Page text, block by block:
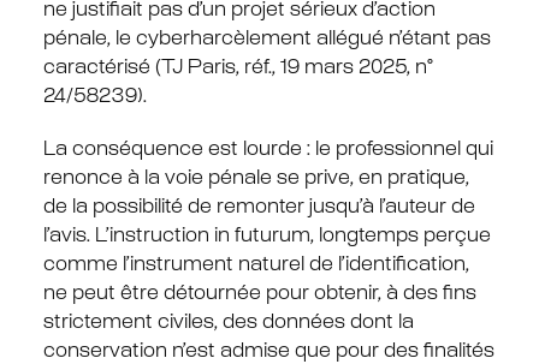
ne justifiait pas d’un projet sérieux d’action
pénale, le cyberharcèlement allégué n’étant pas
caractérisé (TJ Paris, réf., 19 mars 2025, n°
24/58239).
La conséquence est lourde : le professionnel qui
renonce à la voie pénale se prive, en pratique,
de la possibilité de remonter jusqu’à l’auteur de
l’avis. L’instruction in futurum, longtemps perçue
comme l’instrument naturel de l’identification,
ne peut être détournée pour obtenir, à des fins
strictement civiles, des données dont la
conservation n’est admise que pour des finalités